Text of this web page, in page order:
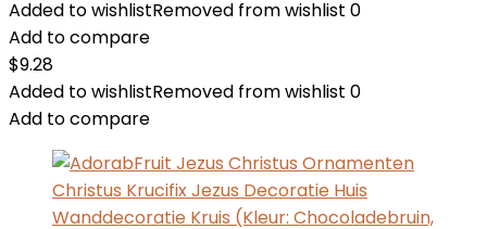
Added to wishlistRemoved from wishlist 0
Add to compare
$9.28
Added to wishlistRemoved from wishlist 0
Add to compare